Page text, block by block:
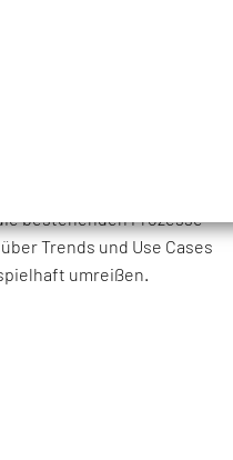
bestehenden Prozesse
Trends und Use Cases
umreißen.